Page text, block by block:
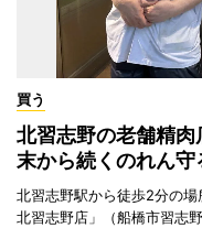
買う
北習志野の老舗精
末から続くのれん守
北習志野駅から徒歩2分の場
北習志野店」（船橋市習志